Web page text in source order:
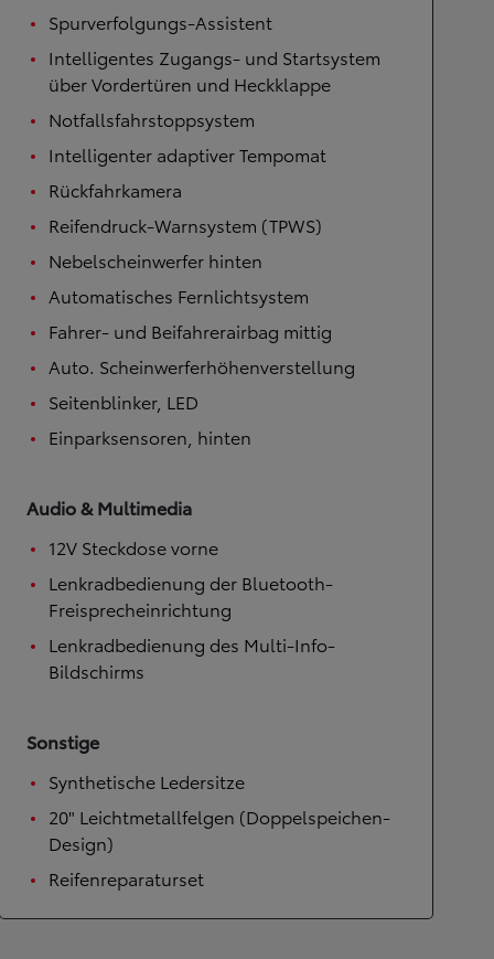
Spurverfolgungs-Assistent
Intelligentes Zugangs- und Startsystem
über Vordertüren und Heckklappe
Notfallsfahrstoppsystem
Intelligenter adaptiver Tempomat
Rückfahrkamera
Reifendruck-Warnsystem (TPWS)
Nebelscheinwerfer hinten
Automatisches Fernlichtsystem
Fahrer- und Beifahrerairbag mittig
Auto. Scheinwerferhöhenverstellung
Seitenblinker, LED
Einparksensoren, hinten
Audio & Multimedia
12V Steckdose vorne
Lenkradbedienung der Bluetooth-
Freisprecheinrichtung
Lenkradbedienung des Multi-Info-
Bildschirms
Sonstige
Synthetische Ledersitze
20" Leichtmetallfelgen (Doppelspeichen-
Design)
Reifenreparaturset